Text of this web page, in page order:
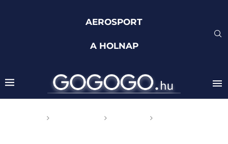
AEROSPORT
A HOLNAP